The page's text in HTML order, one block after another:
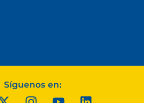
Síguenos en: